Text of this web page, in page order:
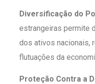
Diversificação do
estrangeiras permite
dos ativos nacionais,
flutuações da
Proteção Contra a